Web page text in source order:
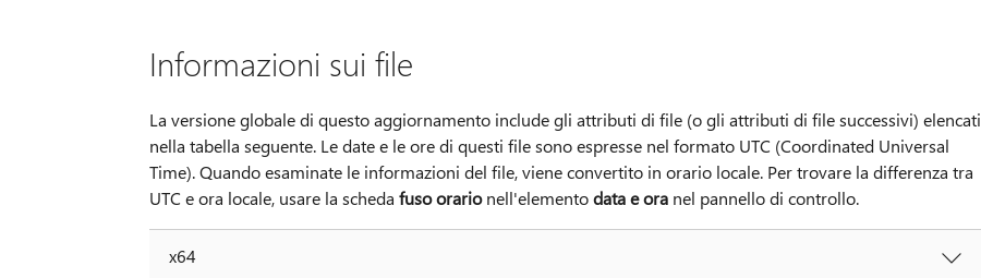
Informazioni sui file
La versione globale di questo aggiornamento include gli attributi di file (o gli attributi di file successivi) elencati
nella tabella seguente. Le date e le ore di questi file sono espresse nel formato UTC (Coordinated Universal
Time). Quando esaminate le informazioni del file, viene convertito in orario locale. Per trovare la differenza tra
UTC e ora locale, usare la scheda fuso orarionell'elementodata e oranel pannello di controllo.
x64